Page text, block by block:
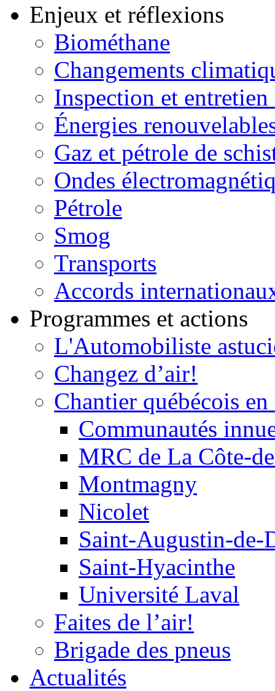
Enjeux et réflexions
Biométhane
Changements
Inspection et entretien
Énergies
Gaz et pétrole de
Ondes
Pétrole
Smog
Transports
Accords
Programmes et actions
L'Automobiliste
Changez d’air!
Chantier québécois
Communautés
MRC de La Côte-
Montmagny
Nicolet
Saint-Augustin-de-
Saint-Hyacinthe
Université Laval
Faites de l’air!
Brigade des pneus
Actualités